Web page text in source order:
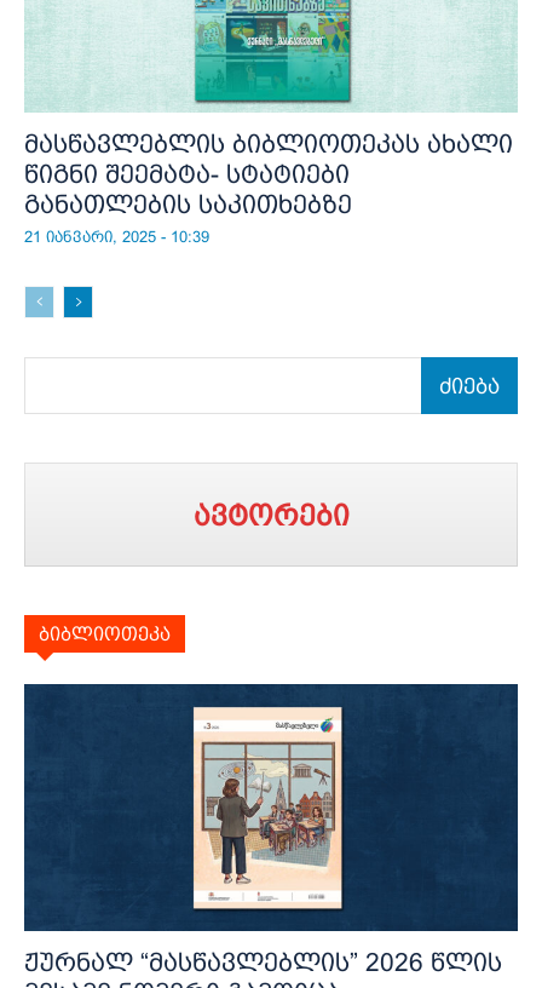
მასწავლებლის ბიბლიოთეკას ახალი
წიგნი შეემატა- სტატიები
განათლების საკითხებზე
21 იანვარი, 2025 - 10:39
ძიება
ავტორები
ბიბლიოთეკა
ჟურნალ “მასწავლებლის” 2026 წლის